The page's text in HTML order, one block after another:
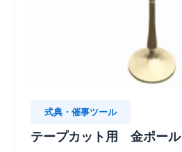
式典・催事ツール
テープカット用 金ポール